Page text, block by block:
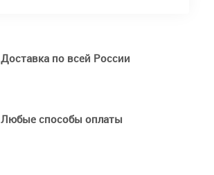
Доставка по всей России
Любые способы оплаты